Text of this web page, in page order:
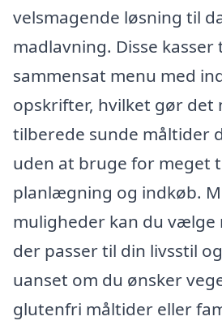
velsmagende løsning til
madlavning. Disse
sammensat menu med
opskrifter, hvilket gør det
tilberede sunde måltider
uden at bruge for meget
planlægning og indkøb.
muligheder kan du vælge
der passer til din livsstil
uanset om du ønsker
glutenfri måltider eller